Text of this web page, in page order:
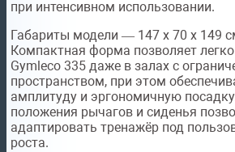
при интенсивном использовании.
Габариты модели — 147 х 70 х 149
Компактная форма позволяет
Gymleco 335 даже в залах с
пространством, при этом
амплитуду и эргономичную
положения рычагов и сиденья
адаптировать тренажёр под
роста.